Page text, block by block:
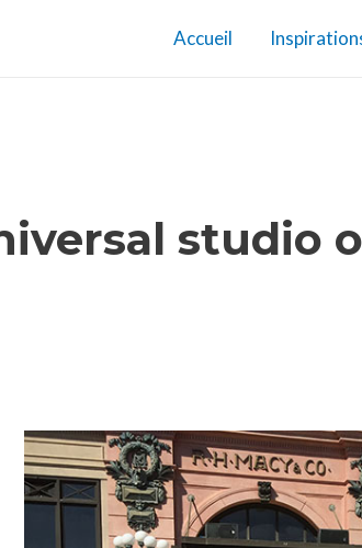
Accueil
studio
Orlando
:
Que